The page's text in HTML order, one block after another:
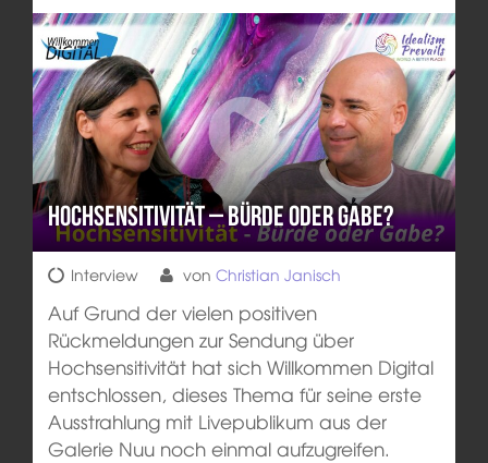
Hochsensitivität – Bürde oder Gabe?
Interview von Christian Janisch
Auf Grund der vielen positiven
Rückmeldungen zur Sendung über
Hochsensitivität hat sich Willkommen Digital
entschlossen, dieses Thema für seine erste
Ausstrahlung mit Livepublikum aus der
Galerie Nuu noch einmal aufzugreifen.